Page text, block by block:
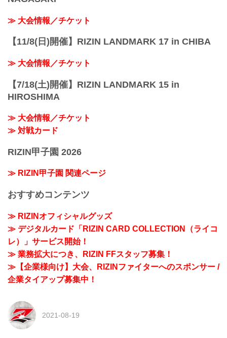
≫ 大会情報／チケット
【11/8(日)開催】RIZIN LANDMARK 17 in CHIBA
≫ 大会情報／チケット
【7/18(土)開催】RIZIN LANDMARK 15 in
HIROSHIMA
≫ 大会情報／チケット
≫ 対戦カード
RIZIN甲子園 2026
≫ RIZIN甲子園 関連ページ
おすすめコンテンツ
≫ RIZINオフィシャルグッズ
≫ デジタルカード「RIZIN CARD COLLECTION（ライコ
レ）」サービス開始！
≫ 業務拡大につき、RIZIN FFスタッフ募集！
≫【企業様向け】大会、RIZINファイターへのスポンサー /
企業タイアップ募集中！
2021-08-19